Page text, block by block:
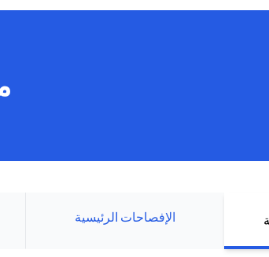
الإفصاحات الرئيسية